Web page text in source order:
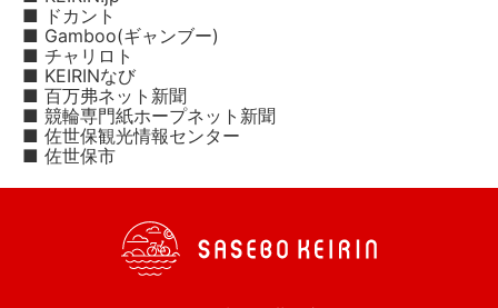
■ ドカント
■ Gamboo(ギャンブー)
■ チャリロト
■ KEIRINなび
■ 百万弗ネット新聞
■ 競輪専門紙ホープネット新聞
■ 佐世保観光情報センター
■ 佐世保市